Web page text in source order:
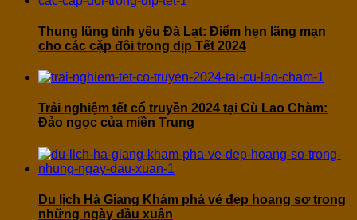
Thung lũng tình yêu Đà Lạt: Điểm hẹn lãng mạn
cho các cặp đôi trong dịp Tết 2024
Trải nghiệm tết cổ truyền 2024 tại Cù Lao Chàm:
Đảo ngọc của miền Trung
Du lịch Hà Giang Khám phá vẻ đẹp hoang sơ trong
những ngày đầu xuân